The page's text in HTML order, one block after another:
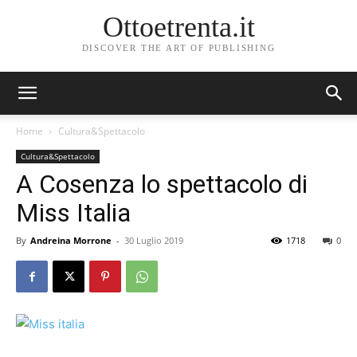
Ottoetrenta.it
DISCOVER THE ART OF PUBLISHING
Home Cultura&Spettacolo
Cultura&Spettacolo
A Cosenza lo spettacolo di
Miss Italia
By Andreina Morrone - 30 Luglio 2019 0
1718